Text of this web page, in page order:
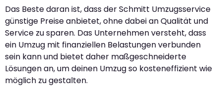
Das Beste daran ist, dass der Schmitt Umzugsservice
günstige Preise anbietet, ohne dabei an Qualität und
Service zu sparen. Das Unternehmen versteht, dass
ein Umzug mit finanziellen Belastungen verbunden
sein kann und bietet daher maßgeschneiderte
Lösungen an, um deinen Umzug so kosteneffizient wie
möglich zu gestalten.